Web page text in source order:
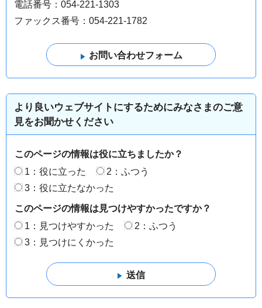
電話番号：054-221-1303
ファックス番号：054-221-1782
より良いウェブサイトにするためにみなさまのご意
見をお聞かせください
このページの情報は役に立ちましたか？
1：役に立った
2：ふつう
3：役に立たなかった
このページの情報は見つけやすかったですか？
1：見つけやすかった
2：ふつう
3：見つけにくかった